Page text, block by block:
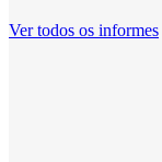
Ver todos os informes